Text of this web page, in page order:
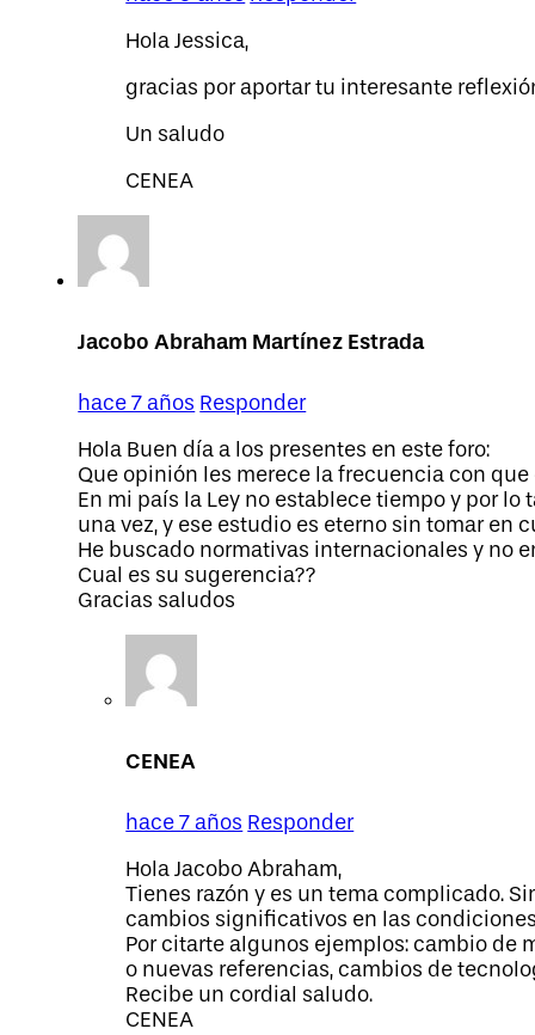
Hola Jessica,
gracias por aportar tu interesante
Un saludo
CENEA
Jacobo Abraham Martínez Estrada
hace 7 años Responder
Hola Buen día a los presentes en este foro:
Que opinión les merece la frecuencia con
En mi país la Ley no establece tiempo y por
una vez, y ese estudio es eterno sin tomar en
He buscado normativas internacionales y no
Cual es su sugerencia??
Gracias saludos
CENEA
hace 7 años Responder
Hola Jacobo Abraham,
Tienes razón y es un tema complicado.
cambios significativos en las
Por citarte algunos ejemplos: cambio de
o nuevas referencias, cambios de
Recibe un cordial saludo.
CENEA